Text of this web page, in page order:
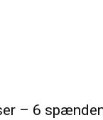
– 6